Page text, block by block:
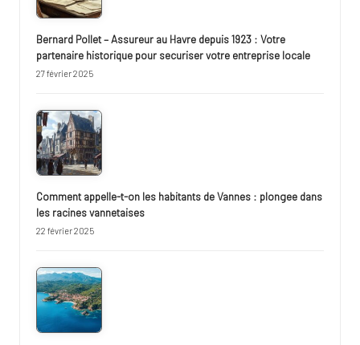
Bernard Pollet – Assureur au Havre depuis 1923 : Votre
partenaire historique pour securiser votre entreprise locale
27 février 2025
Comment appelle-t-on les habitants de Vannes : plongee dans
les racines vannetaises
22 février 2025